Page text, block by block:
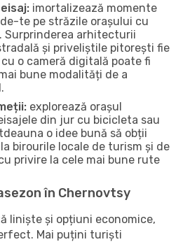
imortalizează momente
te pe străzile orașului cu
Surprinderea arhitecturii
și priveliștile pitorești fie
o cameră digitală poate fi
bune modalități de a
explorează orașul
din jur cu bicicleta sau
o idee bună să obții
birourile locale de turism și de
privire la cele mai bune rute
în Chernovtsy
liniște și opțiuni economice,
Mai puțini turiști